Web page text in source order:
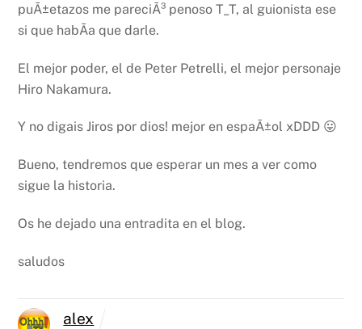
puÃ±etazos me pareciÃ³ penoso T_T, al guionista ese
si que habÃ­a que darle.
El mejor poder, el de Peter Petrelli, el mejor personaje
Hiro Nakamura.
Y no digais Jiros por dios! mejor en espaÃ±ol xDDD 😛
Bueno, tendremos que esperar un mes a ver como
sigue la historia.
Os he dejado una entradita en el blog.
saludos
alex